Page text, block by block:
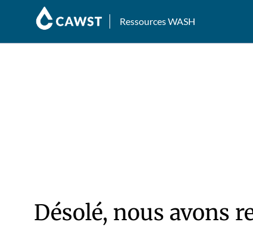
Ressources WASH
Désolé, nous avons